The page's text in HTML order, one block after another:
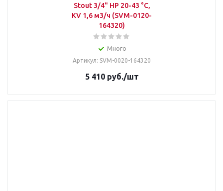
Stout 3/4" НР 20-43 °С,
KV 1,6 м3/ч (SVM-0120-
164320)
Много
Артикул: SVM-0020-164320
5 410руб./шт